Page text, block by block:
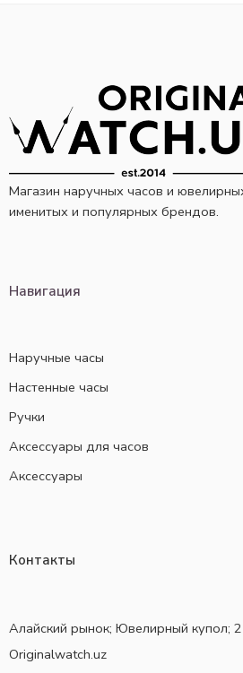
Магазин наручных часов и
именитых и популярных брендов.
Навигация
Наручные часы
Настенные часы
Ручки
Аксессуары для часов
Аксессуары
Контакты
Алайский рынок; Ювелирный купол;
Originalwatch.uz